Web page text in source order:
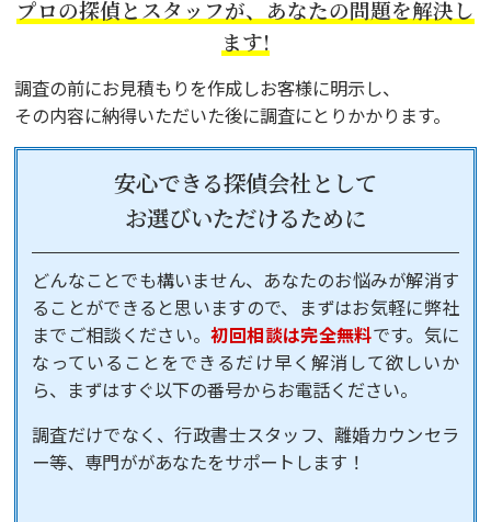
プロの探偵とスタッフが、あなたの問題を解決し
ます!
調査の前にお見積もりを作成しお客様に明示し、
その内容に納得いただいた後に調査にとりかかります。
安心できる探偵会社として
お選びいただけるために
どんなことでも構いません、あなたのお悩みが解消す
ることができると思いますので、まずはお気軽に弊社
までご相談ください。初回相談は完全無料です。気に
なっていることをできるだけ早く解消して欲しいか
ら、まずはすぐ以下の番号からお電話ください。
調査だけでなく、行政書士スタッフ、離婚カウンセラ
ー等、専門ががあなたをサポートします！